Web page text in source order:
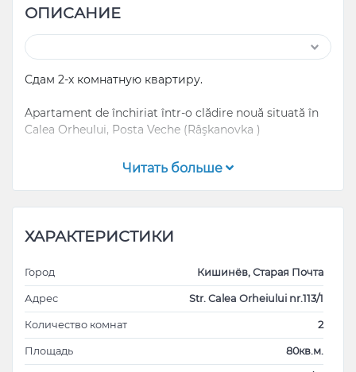
ОПИСАНИЕ
Сдам 2-х комнатную квартиру.
Apartament de închiriat într-o clădire nouă situată în
Calea Orheului, Posta Veche (Râşkanovka )
Suprafața totală: 80 de metri pătrați.
- Cameră de zi spațioasă
- Bucătărie
- Balcon
- Loc de parcare în curte
- Euro reparație
- Încălzire independentă
Читать больше
ХАРАКТЕРИСТИКИ
Город Кишинёв, Старая Почта
Адрес Str. Calea Orheiului nr.113/1
Количество комнат 2
Площадь 80кв.м.